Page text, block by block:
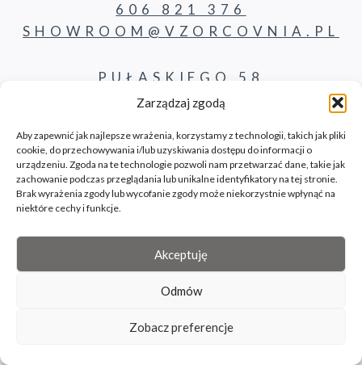
Zarządzaj zgodą
Aby zapewnić jak najlepsze wrażenia, korzystamy z technologii, takich jak pliki
cookie, do przechowywania i/lub uzyskiwania dostępu do informacji o
urządzeniu. Zgoda na te technologie pozwoli nam przetwarzać dane, takie jak
zachowanie podczas przeglądania lub unikalne identyfikatory na tej stronie.
Brak wyrażenia zgody lub wycofanie zgody może niekorzystnie wpłynąć na
niektóre cechy i funkcje.
Akceptuję
Odmów
Zobacz preferencje
606 821 376
SHOWROOM@VZORCOVNIA.PL
PUŁASKIEGO 58
62-800 KALISZ
PRODUKTY
KONTAKT
BLOG
© 2026 Vzorcovnia site by bilbil.pl